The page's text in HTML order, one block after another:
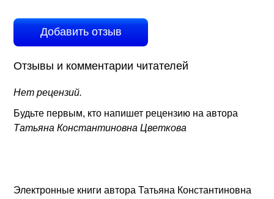
Добавить отзыв
Отзывы и комментарии читателей
Нет рецензий.
Будьте первым, кто напишет рецензию на автора
Татьяна Константиновна Цветкова
Электронные книги автора Татьяна Константиновна